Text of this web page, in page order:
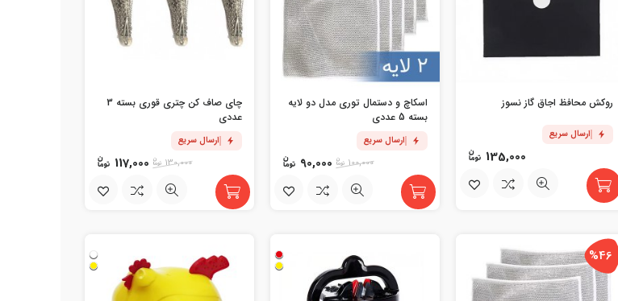
روکش محافظ اجاق گاز نسوز
ارسال سریع
135,000
اسکاچ و دستمال توری مدل دو لایه
بسته 5 عددی
ارسال سریع
100,000
90,000
چای صاف کن چتری قوری بسته 3
عددی
ارسال سریع
130,000
117,000
%46